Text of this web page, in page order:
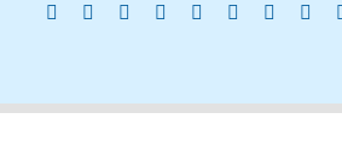
Facebook Reddit LinkedInWhatsApp
TumblrPinterest